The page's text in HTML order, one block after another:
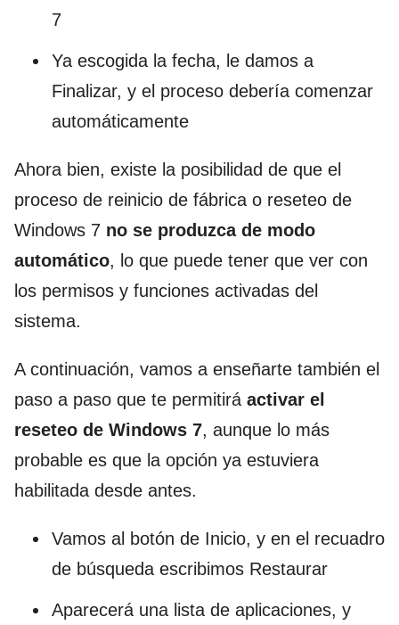
7
Ya escogida la fecha, le damos a
Finalizar, y el proceso debería comenzar
automáticamente
Ahora bien, existe la posibilidad de que el
proceso de reinicio de fábrica o reseteo de
Windows 7 no se produzca de modo
automático, lo que puede tener que ver con
los permisos y funciones activadas del
sistema.
A continuación, vamos a enseñarte también el
paso a paso que te permitirá activar el
reseteo de Windows 7, aunque lo más
probable es que la opción ya estuviera
habilitada desde antes.
Vamos al botón de Inicio, y en el recuadro
de búsqueda escribimos Restaurar
Aparecerá una lista de aplicaciones, y